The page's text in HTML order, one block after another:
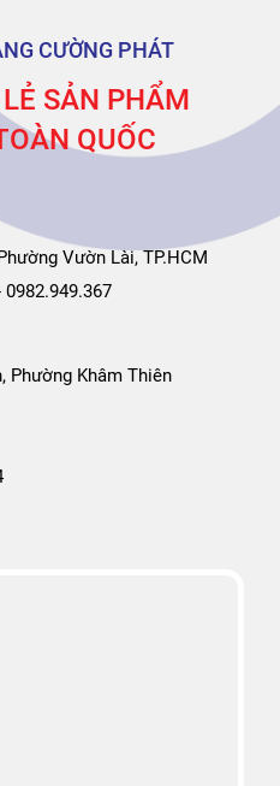
CƯỜNG PHÁT
SẢN PHẨM
QUỐC
Vườn Lài, TP.HCM
0982.949.367
Phường Khâm Thiên